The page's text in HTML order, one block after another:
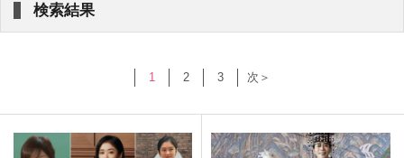
検索結果
1 2 3 次＞